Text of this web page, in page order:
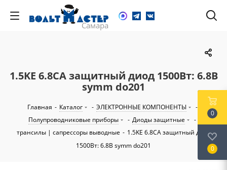
1.5KE 6.8CA защитный диод 1500Вт: 6.8В
symm do201
Главная - Каталог - ЭЛЕКТРОННЫЕ КОМПОНЕНТЫ
-
Полупроводниковые приборы
- Диоды защитные
-
трансилы | сапрессоры выводные - 1.5KE 6.8CA защитный диод
1500Вт: 6.8В symm do201
0
0